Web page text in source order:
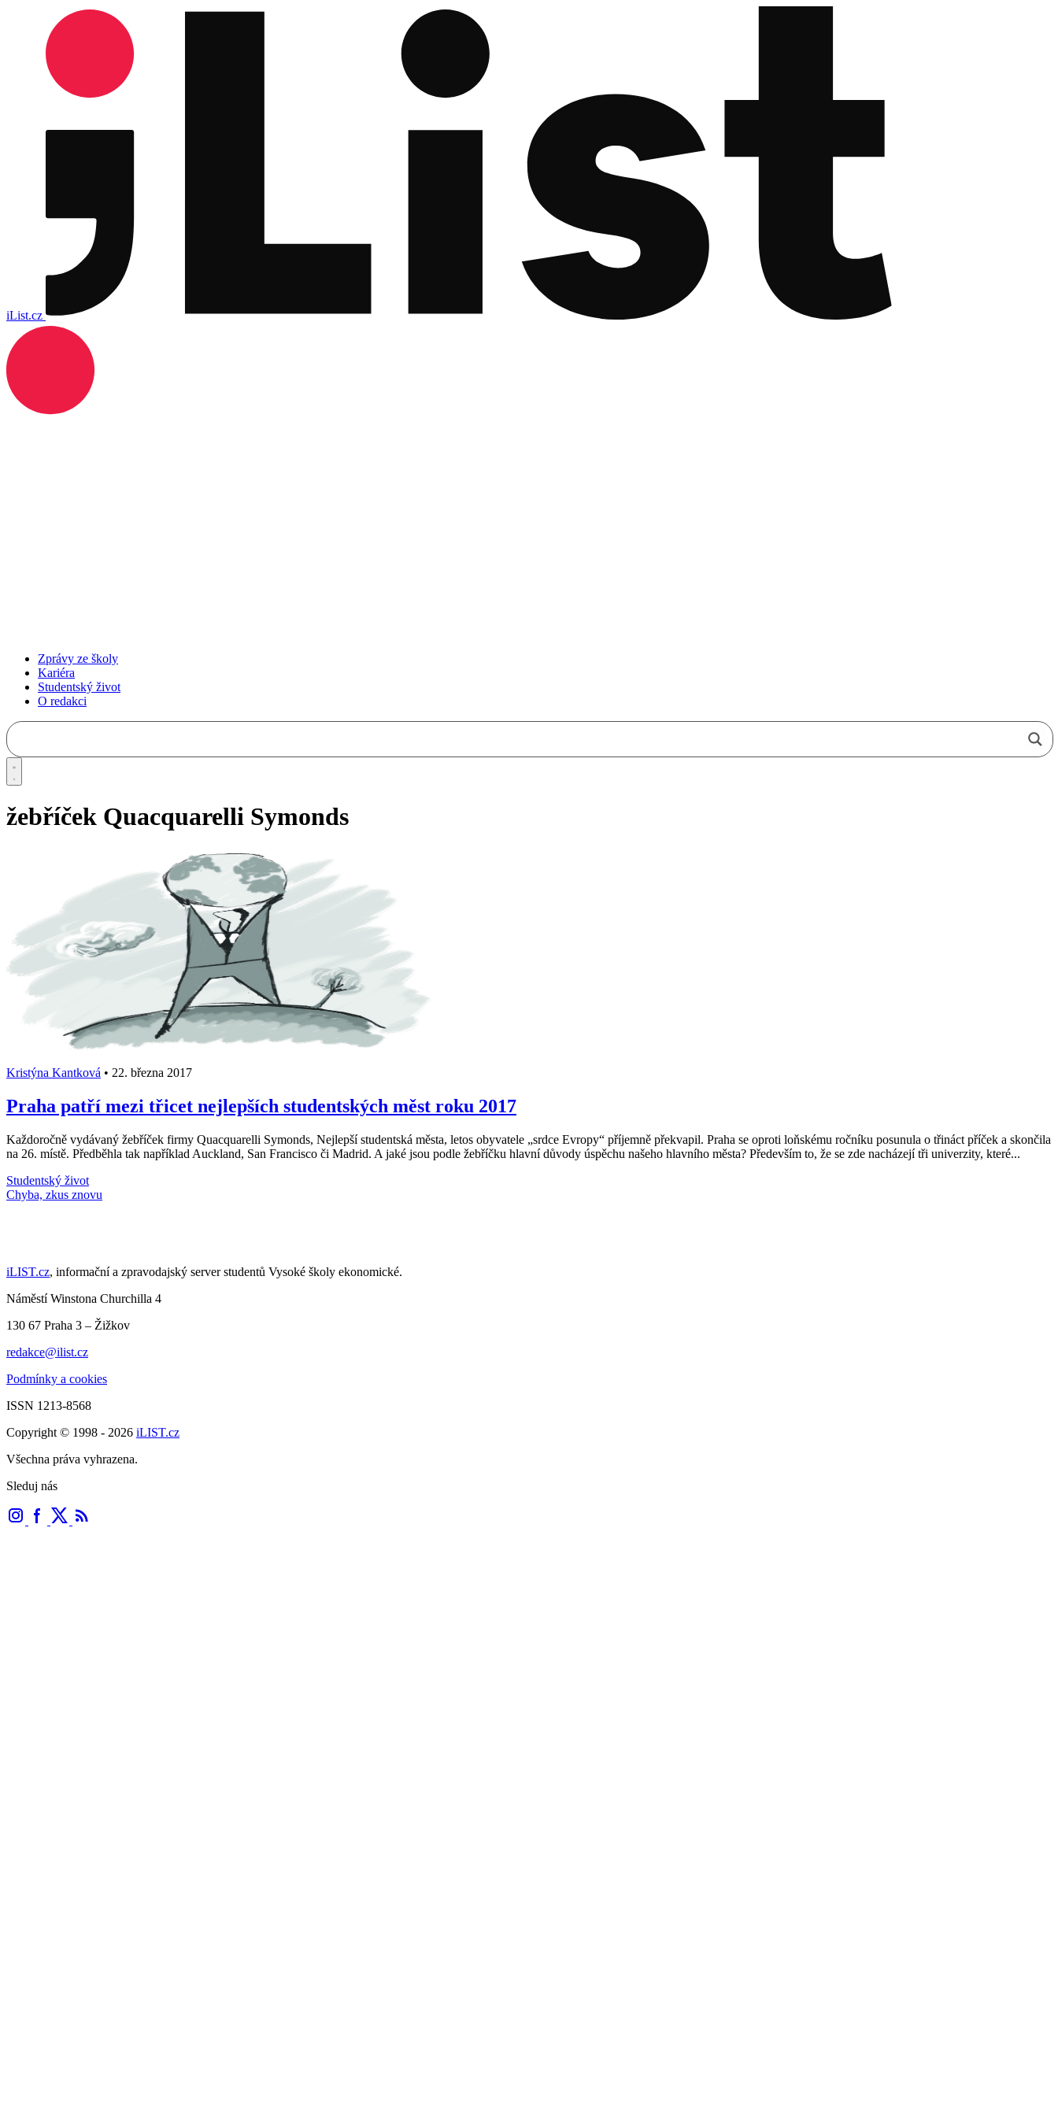
iList.cz
Zprávy ze školy
Kariéra
Studentský život
O redakci
žebříček Quacquarelli Symonds
Kristýna Kantková • 22. března 2017
Praha patří mezi třicet nejlepších studentských měst roku 2017
Každoročně vydávaný žebříček firmy Quacquarelli Symonds, Nejlepší studentská města, letos obyvatele „srdce Evropy“ příjemně překvapil. Praha se oproti loňskému ročníku posunula o třináct příček a skončila
na 26. místě. Předběhla tak například Auckland, San Francisco či Madrid. A jaké jsou podle žebříčku hlavní důvody úspěchu našeho hlavního města? Především to, že se zde nacházejí tři univerzity, které...
Studentský život
Načti další články
iLIST.cz, informační a zpravodajský server studentů Vysoké školy ekonomické.
Náměstí Winstona Churchilla 4
130 67 Praha 3 – Žižkov
redakce@ilist.cz
Podmínky a cookies
ISSN 1213-8568
Copyright © 1998 - 2026 iLIST.cz
Všechna práva vyhrazena.
Sleduj nás